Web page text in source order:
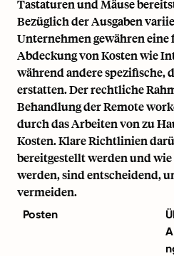
Tastaturen und Mäuse
Bezüglich der Ausgaben
Unternehmen gewähren eine
Abdeckung von Kosten wie
während andere spezifische,
erstatten. Der rechtliche
Behandlung der Remote
durch das Arbeiten von zu
Kosten. Klare Richtlinien
bereitgestellt werden und wie
werden, sind entscheidend,
vermeiden.
Posten